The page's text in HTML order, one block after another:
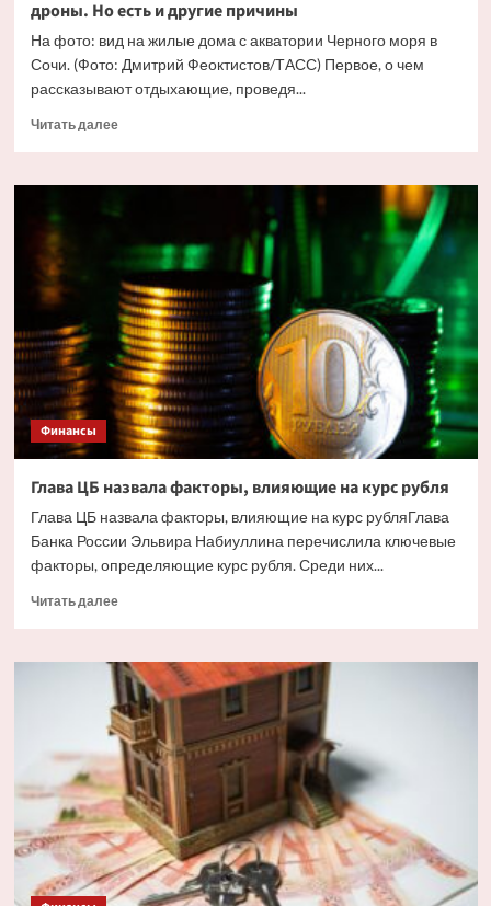
дроны. Но есть и другие причины
На фото: вид на жилые дома с акватории Черного моря в
Сочи. (Фото: Дмитрий Феоктистов/ТАСС) Первое, о чем
рассказывают отдыхающие, проведя...
Читать далееПрочитать
По
Сочи
ударили
украинские
дроны.
Но
есть
и
другие
причины
Финансы
Глава ЦБ назвала факторы, влияющие на курс рубля
Глава ЦБ назвала факторы, влияющие на курс рубляГлава
Банка России Эльвира Набиуллина перечислила ключевые
факторы, определяющие курс рубля. Среди них...
Читать далееПрочитать
Глава
ЦБ
назвала
факторы,
влияющие
на
курс
рубля